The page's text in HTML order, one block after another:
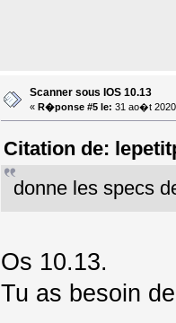
Scanner sous IOS 10.13
« R�ponse #5 le: 31 ao�t 2020
Citation de:
donne les specs
Os 10.13.
Tu as besoin